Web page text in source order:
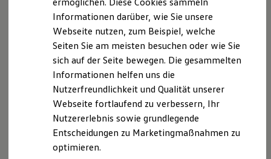
Versicherungen & Garantien
Garantien
Kfz-Versicherung für Nutzfahrzeuge
Restschuldversicherung
Wartungsverträge
Besitzer & Service
Reparatur & Service
Sommer-Special
Reparatur, Pflege & Inspektion
Servicetermin anfragen
Service-Vorteile bei Volkswagen Nutzfahrzeuge
ServicePlus
Economy Service
Räder & Reifen Service
Informationen darüber, wie Sie unsere
Webseite nutzen, zum Beispiel, welche
Seiten Sie am meisten besuchen oder wie Sie
sich auf der Seite bewegen. Die gesammelten
Informationen helfen uns die
Nutzerfreundlichkeit und Qualität unserer
Webseite fortlaufend zu verbessern, Ihr
Nutzererlebnis sowie grundlegende
Entscheidungen zu Marketingmaßnahmen zu
optimieren.